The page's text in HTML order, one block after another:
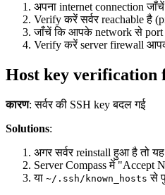
अपना internet connection जाँचें
Verify करें सर्वर reachable है
जाँचें कि आपके network से port
Verify करें server firewall
Host key verification
कारण: सर्वर की SSH key बदल गई
Solutions:
अगर सर्वर reinstall हुआ है तो
Server Compass में "Accept
या ~/.ssh/known_hosts से